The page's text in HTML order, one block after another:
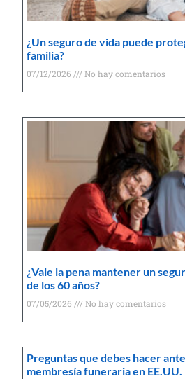
¿Un seguro de vida puede
familia?
07/12/2026 No hay comentarios
¿Vale la pena mantener un
de los 60 años?
07/05/2026 No hay comentarios
Preguntas que debes hacer
membresía funeraria en EE.UU.